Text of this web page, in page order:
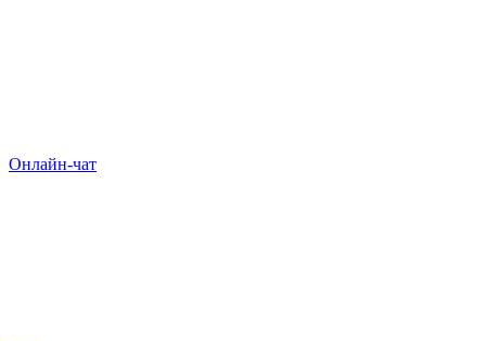
Онлайн-чат